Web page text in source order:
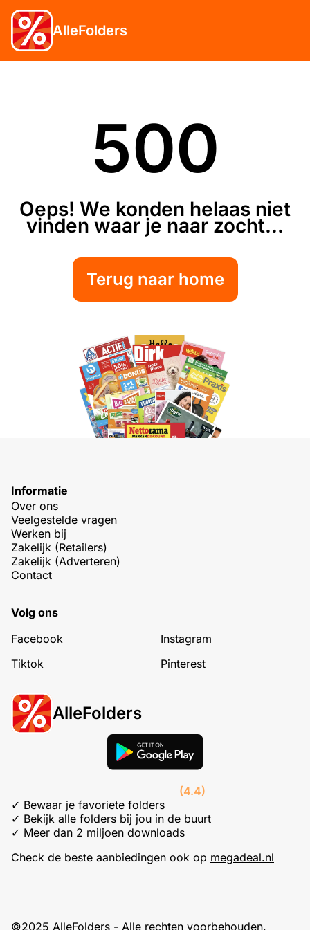
AlleFolders
500
Oeps! We konden helaas niet
vinden waar je naar zocht...
Terug naar home
Informatie
Over ons
Veelgestelde vragen
Werken bij
Zakelijk (Retailers)
Zakelijk (Adverteren)
Contact
Volg ons
Facebook
Instagram
Tiktok
Pinterest
AlleFolders
(4.4)
✓ Bewaar je favoriete folders
✓ Bekijk alle folders bij jou in de buurt
✓ Meer dan 2 miljoen downloads
Check de beste aanbiedingen ook op megadeal.nl
©2025 AlleFolders - Alle rechten voorbehouden.